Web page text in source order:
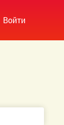
Войти